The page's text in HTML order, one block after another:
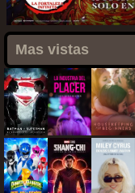
Mas vistas